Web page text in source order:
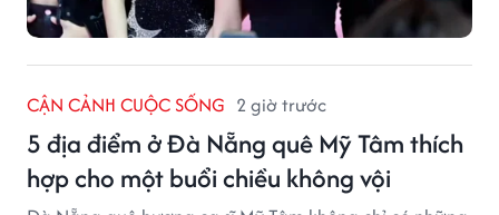
CẬN CẢNH CUỘC SỐNG 2 giờ trước
5 địa điểm ở Đà Nẵng quê Mỹ Tâm thích
hợp cho một buổi chiều không vội